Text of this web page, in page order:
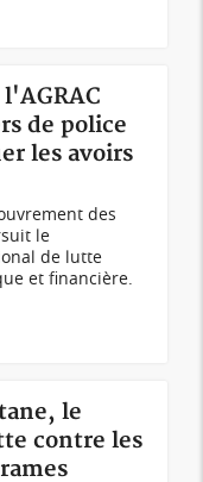
de police
les avoirs
des
le
de lutte
et financière.
le
contre les